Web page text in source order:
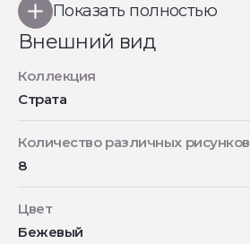
Показать полностью
Внешний вид
Коллекция
Страта
Количество различных рисунков
8
Цвет
Бежевый